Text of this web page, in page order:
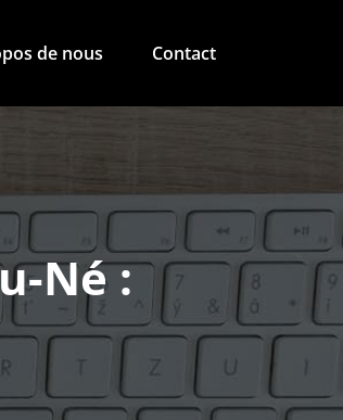
de nous Contact
Né :